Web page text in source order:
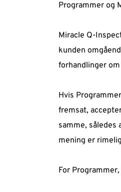
Programmer og
Miracle Q-
kunden
forhandlinger
Hvis
fremsat,
samme,
mening er
For